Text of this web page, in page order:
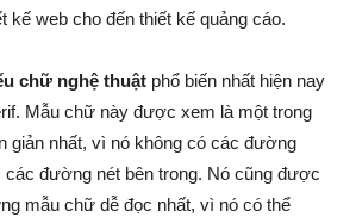
kế web cho đến thiết kế quảng cáo.
chữ nghệ thuật phổ biến nhất hiện nay
Mẫu chữ này được xem là một trong
giản nhất, vì nó không có các đường
các đường nét bên trong. Nó cũng được
mẫu chữ dễ đọc nhất, vì nó có thể